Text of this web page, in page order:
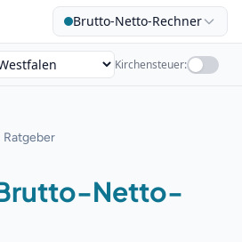
Brutto-Netto-Rechner
Kirchensteuer:
Ratgeber
Netto-